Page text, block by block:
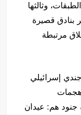
وثالثها
بنادق قصيرة
مرتبطة
وأشار التقرير إلى أن أكثر من 100 جندي إسرائيلي
هجمات
جنود هم: عيدان